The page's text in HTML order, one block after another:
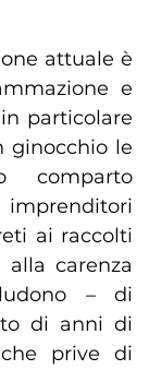
attuale è
e
particolare
ginocchio le
comparto
ai raccolti
carenza
– di
di anni di
prive di